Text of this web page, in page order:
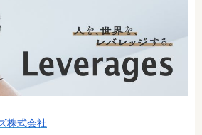
株式会社